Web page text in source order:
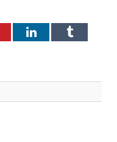
LinkedInTumblr